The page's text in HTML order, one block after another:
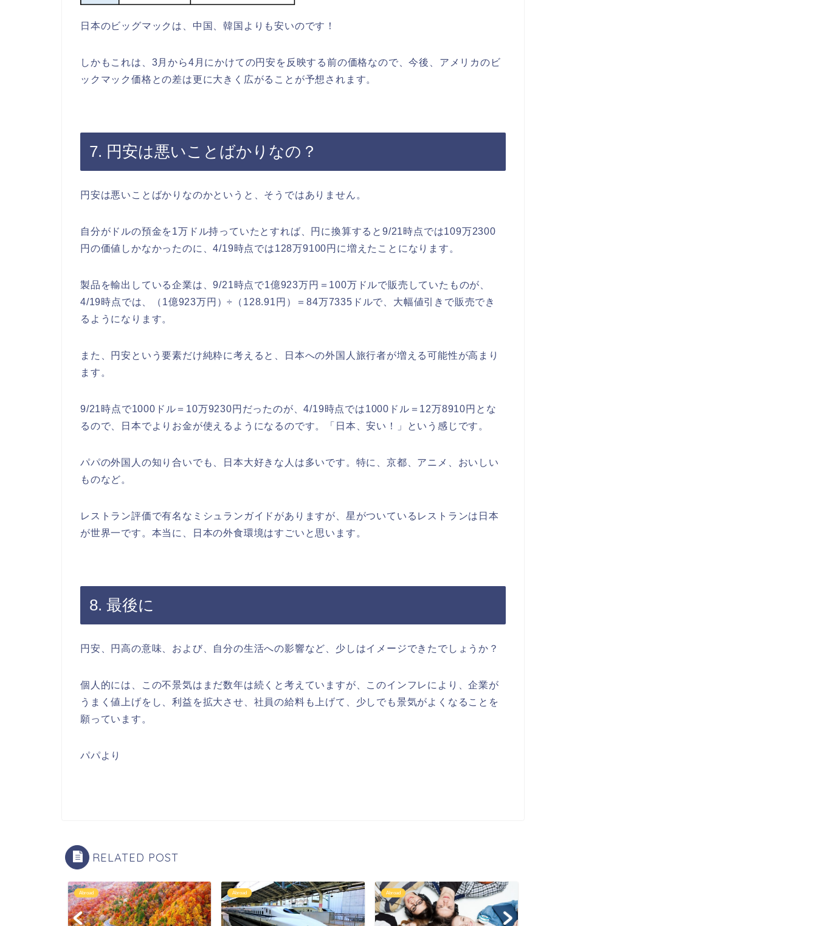
日本のビッグマックは、中国、韓国よりも安いのです！
しかもこれは、3月から4月にかけての円安を反映する前の価格なので、今後、アメリカのビ
ックマック価格との差は更に大きく広がることが予想されます。
7. 円安は悪いことばかりなの？
円安は悪いことばかりなのかというと、そうではありません。
自分がドルの預金を1万ドル持っていたとすれば、円に換算すると9/21時点では109万2300
円の価値しかなかったのに、4/19時点では128万9100円に増えたことになります。
製品を輸出している企業は、9/21時点で1億923万円＝100万ドルで販売していたものが、
4/19時点では、（1億923万円）÷（128.91円）＝84万7335ドルで、大幅値引きで販売でき
るようになります。
また、円安という要素だけ純粋に考えると、日本への外国人旅行者が増える可能性が高まり
ます。
9/21時点で1000ドル＝10万9230円だったのが、4/19時点では1000ドル＝12万8910円とな
るので、日本でよりお金が使えるようになるのです。「日本、安い！」という感じです。
パパの外国人の知り合いでも、日本大好きな人は多いです。特に、京都、アニメ、おいしい
ものなど。
レストラン評価で有名なミシュランガイドがありますが、星がついているレストランは日本
が世界一です。本当に、日本の外食環境はすごいと思います。
8. 最後に
円安、円高の意味、および、自分の生活への影響など、少しはイメージできたでしょうか？
個人的には、この不景気はまだ数年は続くと考えていますが、このインフレにより、企業が
うまく値上げをし、利益を拡大させ、社員の給料も上げて、少しでも景気がよくなることを
願っています。
パパより
RELATED POST
Abroad Abroad Abroad